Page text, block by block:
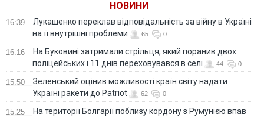
НОВИНИ
16:39
Лукашенко переклав відповідальність за війну в Україні
на її внутрішні проблеми
65 0
16:16
На Буковині затримали стрільця, який поранив двох
поліцейських і 11 днів переховувався в селі
44 0
15:50
Зеленський оцінив можливості країн світу надати
Україні ракети до Patriot
62 0
15:25
На території Болгарії поблизу кордону з Румунією впав